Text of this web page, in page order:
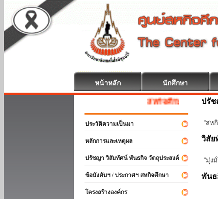
หน้าหลัก นักศึกษา
สหกิจศึกษา ยินดีต้อนรับ
ประวัติความเป็นมา
หลักการและเหตุผล
ปรัชญา วิสัยทัศน์ พันธกิจ วัตถุประสงค์
ข้อบังคับฯ / ประกาศฯ สหกิจศึกษา
โครงสร้างองค์กร
ปรั
“สห
วิสัย
“มุ่ง
พัน